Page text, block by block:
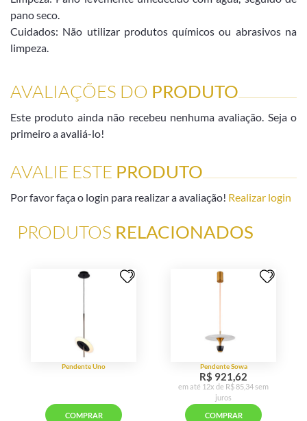
pano seco.
Cuidados: Não utilizar produtos químicos ou abrasivos na
limpeza.
AVALIAÇÕES DO PRODUTO
Este produto ainda não recebeu nenhuma avaliação. Seja o
primeiro a avaliá-lo!
AVALIE ESTE PRODUTO
Por favor faça o login para realizar a avaliação! Realizar login
PRODUTOS RELACIONADOS